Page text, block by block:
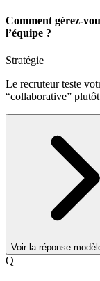
Comment gérez-
l’équipe ?
Stratégie
Le recruteur teste
“collaborative”
Voir la réponse
Q